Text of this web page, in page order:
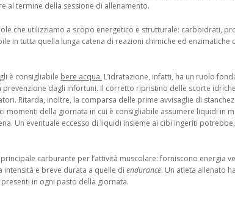
al termine della sessione di allenamento.
che utilizziamo a scopo energetico e strutturale: carboidrati,
in tutta quella lunga catena di reazioni chimiche ed
è consigliabile bere acqua. L’idratazione, infatti, ha un ruolo
prevenzione dagli infortuni. Il corretto ripristino delle scorte
Ritarda, inoltre, la comparsa delle prime avvisaglie di
momenti della giornata in cui è consigliabile assumere liquidi in
Un eventuale eccesso di liquidi insieme ai cibi ingeriti
carburante per l’attività muscolare: forniscono energia
intensità e breve durata a quelle di endurance. Un atleta allenato
in ogni pasto della giornata.